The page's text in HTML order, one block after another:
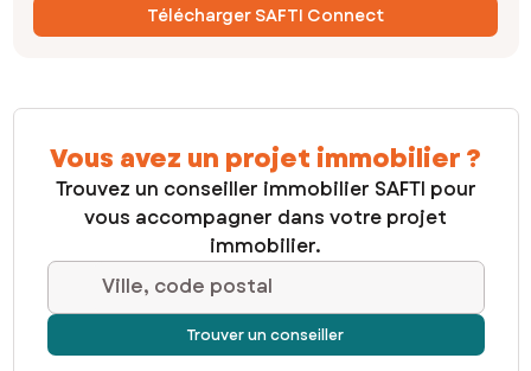
Télécharger SAFTI Connect
Vous avez un projet immobilier ?
Trouvez un conseiller immobilier SAFTI pour
vous accompagner dans votre projet
immobilier.
Ville, code postal
Trouver un conseiller